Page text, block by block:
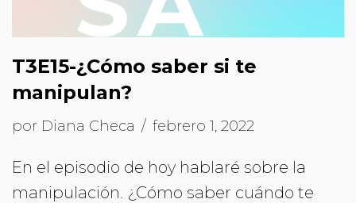
T3E15-¿Cómo saber si te
manipulan?
por Diana Checa febrero 1, 2022
En el episodio de hoy hablaré sobre la
manipulación. ¿Cómo saber cuándo te